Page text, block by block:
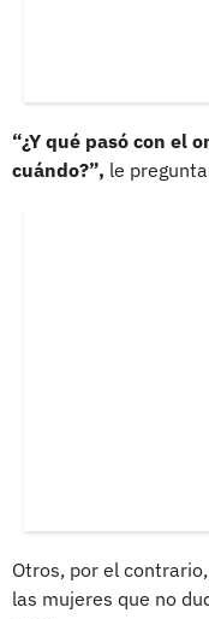
“¿Y qué pasó con el
cuándo?”, le
Otros, por el
las mujeres que no